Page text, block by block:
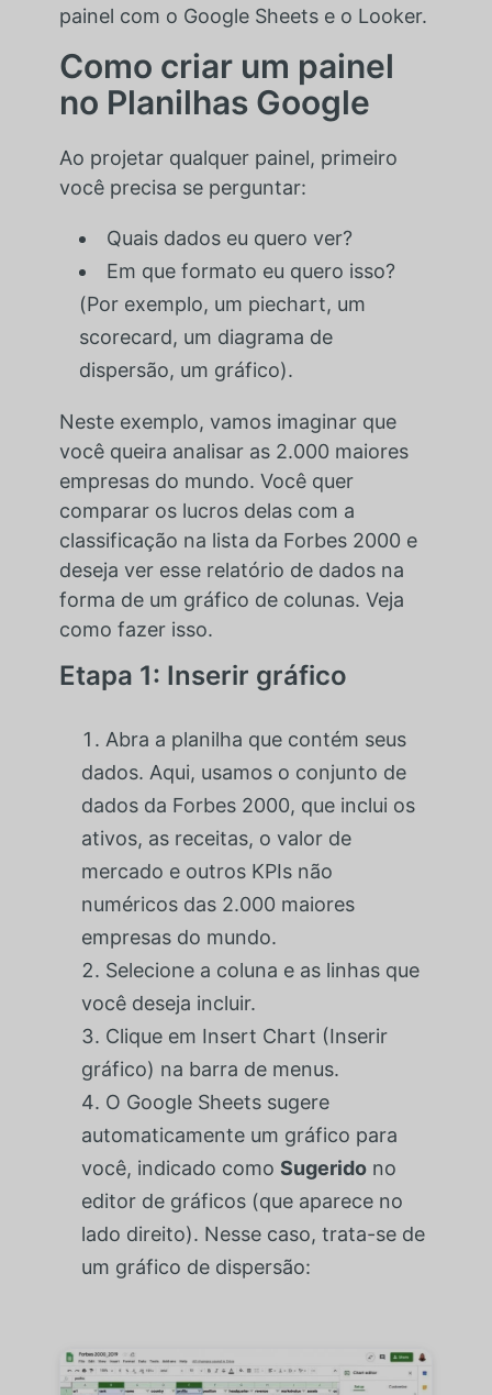
painel com o Google Sheets e o Looker.
Como criar um painel
no Planilhas Google
Ao projetar qualquer painel, primeiro
você precisa se perguntar:
Quais dados eu quero ver?
Em que formato eu quero isso?
(Por exemplo, um piechart, um
scorecard, um diagrama de
dispersão, um gráfico).
Neste exemplo, vamos imaginar que
você queira analisar as 2.000 maiores
empresas do mundo. Você quer
comparar os lucros delas com a
classificação na lista da Forbes 2000 e
deseja ver esse relatório de dados na
forma de um gráfico de colunas. Veja
como fazer isso.
Etapa 1: Inserir gráfico
Abra a planilha que contém seus
dados. Aqui, usamos o conjunto de
dados da Forbes 2000, que inclui os
ativos, as receitas, o valor de
mercado e outros KPIs não
numéricos das 2.000 maiores
empresas do mundo.
Selecione a coluna e as linhas que
você deseja incluir.
Clique em Insert Chart (Inserir
gráfico) na barra de menus.
O Google Sheets sugere
automaticamente um gráfico para
você, indicado como Sugeridono
editor de gráficos (que aparece no
lado direito). Nesse caso, trata-se de
um gráfico de dispersão: